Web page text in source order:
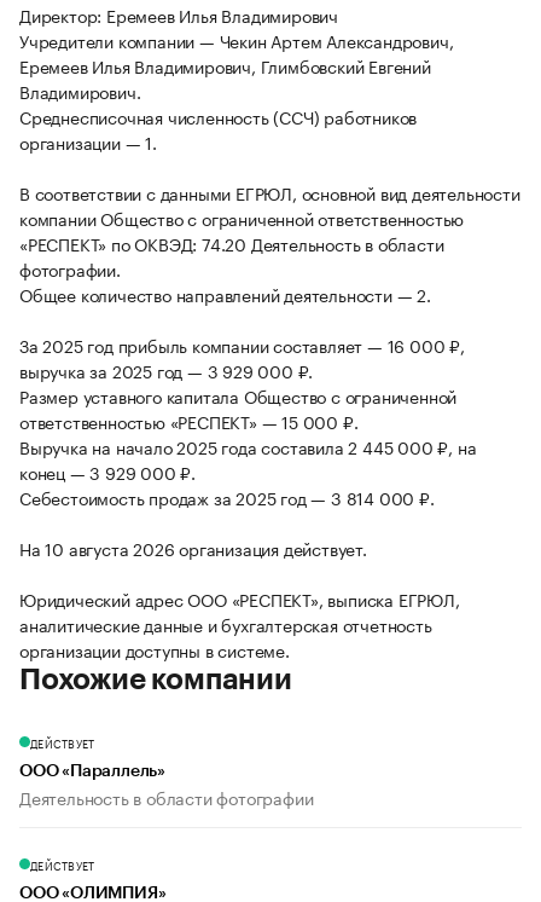
Директор: Еремеев Илья Владимирович
Учредители компании — Чекин Артем Александрович,
Еремеев Илья Владимирович, Глимбовский Евгений
Владимирович.
Среднесписочная численность (ССЧ) работников
организации — 1.
В соответствии с данными ЕГРЮЛ, основной вид деятельности
компании Общество с ограниченной ответственностью
«РЕСПЕКТ» по ОКВЭД: 74.20 Деятельность в области
фотографии.
Общее количество направлений деятельности — 2.
За 2025 год прибыль компании составляет — 16 000 ₽,
выручка за 2025 год — 3 929 000 ₽.
Размер уставного капитала Общество с ограниченной
ответственностью «РЕСПЕКТ» — 15 000 ₽.
Выручка на начало 2025 года составила 2 445 000 ₽, на
конец — 3 929 000 ₽.
Себестоимость продаж за 2025 год — 3 814 000 ₽.
На 10 августа 2026 организация действует.
Юридический адрес ООО «РЕСПЕКТ», выписка ЕГРЮЛ,
аналитические данные и бухгалтерская отчетность
организации доступны в системе.
Похожие компании
ДЕЙСТВУЕТ
ООО «Параллель»
Деятельность в области фотографии
ДЕЙСТВУЕТ
ООО «ОЛИМПИЯ»